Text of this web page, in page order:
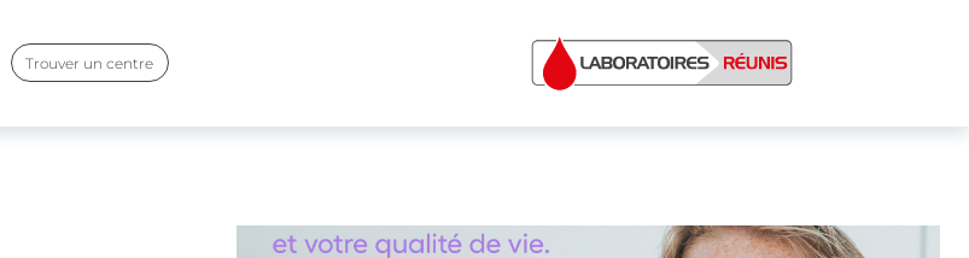
Trouver un centre